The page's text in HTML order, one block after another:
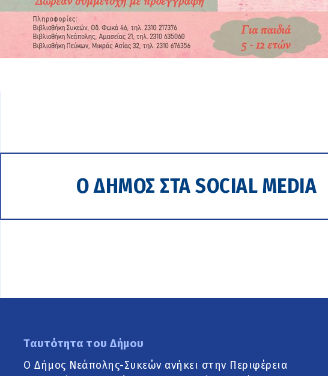
Ο ΔΗΜΟΣ ΣΤΑ SOCIAL MEDIA
Ταυτότητα του Δήμου
Ο Δήμος Νεάπολης-Συκεών ανήκει στην Περιφέρεια